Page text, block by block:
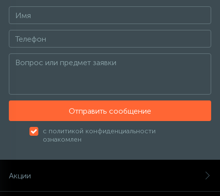
Отправить сообщение
с политикой конфиденциальности
ознакомлен
Акции